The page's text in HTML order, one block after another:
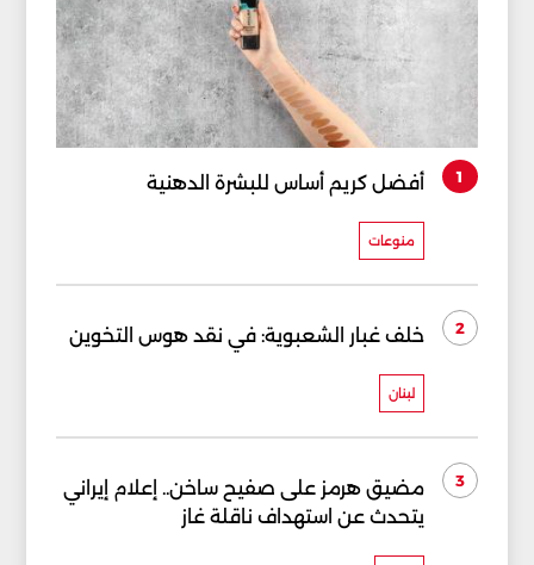
1 أفضل كريم أساس للبشرة الدهنية
منوعات
2 خلف غبار الشعبوية: في نقد هوس التخوين
لبنان
3
مضيق هرمز على صفيح ساخن.. إعلام إيراني
يتحدث عن استهداف ناقلة غاز